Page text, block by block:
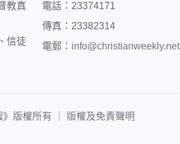
教真
信徒
電話：23374171
傳真：23382314
電郵： info@christianweekly.net
版權所有 ｜ 版權及免責聲明